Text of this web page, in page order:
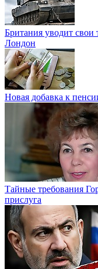
Британия уводит свои
Лондон
Новая добавка к
Тайные требования
прислуга